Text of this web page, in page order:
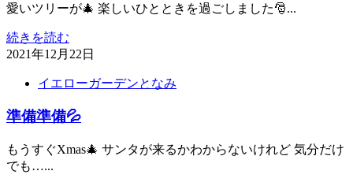
愛いツリーが🎄 楽しいひとときを過ごしました🎅...
続きを読む
2021年12月22日
イエローガーデンとなみ
準備準備💦
もうすぐXmas🎄 サンタが来るかわからないけれど 気分だけ
でも…...